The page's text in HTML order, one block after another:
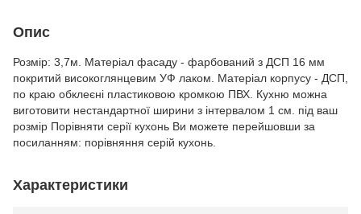
Опис
Розмір: 3,7м. Матеріал фасаду - фарбований з ДСП 16 мм
покритий високоглянцевим УФ лаком. Матеріал корпусу - ДСП,
по краю обклеєні пластиковою кромкою ПВХ. Кухню можна
виготовити нестандартної ширини з інтервалом 1 см. під ваш
розмір Порівняти серії кухонь Ви можете перейшовши за
посиланням: порівняння серій кухонь.
Характеристики